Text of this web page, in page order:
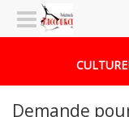
Demande